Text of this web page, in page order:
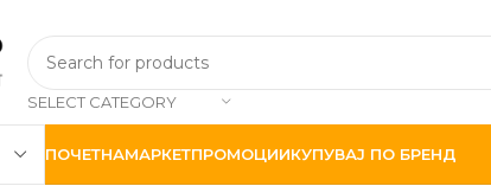
SELECT CATEGORY
ПОЧЕТНАМАРКЕТПРОМОЦИИКУПУВАЈ ПО БРЕНД